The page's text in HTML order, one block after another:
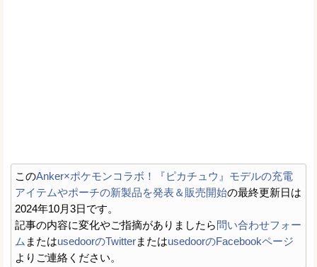
このAnker×ポケモンコラボ！『ピカチュウ』モデルの充電
アイテムやポーチの新製品を発表＆販売開始の最終更新日は
2024年10月3日です。
記事の内容に変化やご指摘がありましたら問い合わせフォー
ム またはusedoorのTwitterまたはusedoorのFacebookページ
よりご連絡ください。